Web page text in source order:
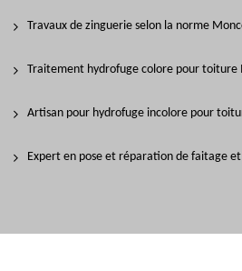
Travaux de zinguerie selon la norme
Traitement hydrofuge colore pour toiture
Artisan pour hydrofuge incolore pour
Expert en pose et réparation de faitage